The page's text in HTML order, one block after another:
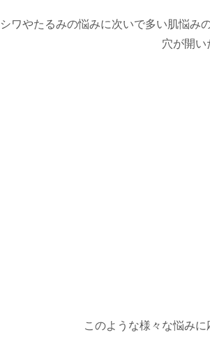
シワやたるみの悩みに次いで多い肌悩み
穴が開い
このような様々な悩み